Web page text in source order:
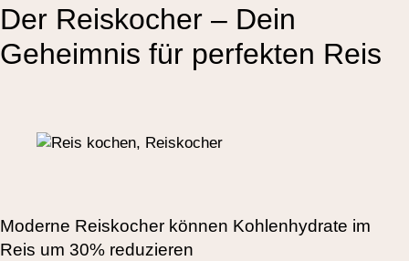
Der Reiskocher – Dein
Geheimnis für perfekten Reis
Moderne Reiskocher können Kohlenhydrate im
Reis um 30% reduzieren